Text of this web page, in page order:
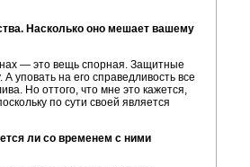
Насколько оно мешает вашему
— это вещь спорная. Защитные
уповать на его справедливость все
Но оттого, что мне это кажется,
по сути своей является
ли со временем с ними